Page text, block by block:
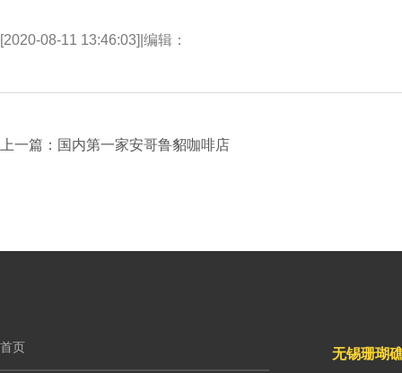
[2020-08-11 13:46:03] 编辑：
上一篇：国内第一家安哥鲁貂咖啡店
首页 无锡珊瑚